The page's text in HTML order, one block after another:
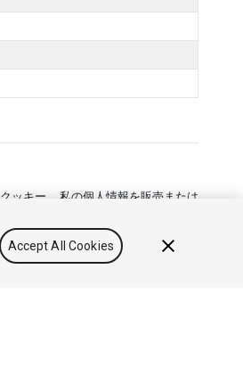
クッキー 私の個人情報を販売または
フィードバック
Accept All Cookies